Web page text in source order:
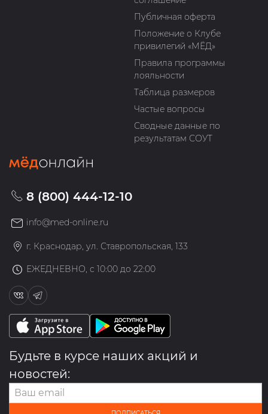
Публичная оферта
Положение о Клубе
привилегий «МЁД»
Правила программы
лояльности
Таблица размеров
Частые вопросы
Сводные данные по
результатам СОУТ
8 (800) 444-12-10
info@med-online.ru
г. Краснодар, ул. Ставропольская, 133
ЕЖЕДНЕВНО, с 10:00 до 22:00
Будьте в курсе наших акций и
новостей: